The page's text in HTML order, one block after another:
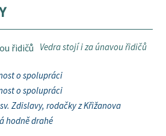
Vedra stojí i za únavou řidičů
o spolupráci
o spolupráci
Zdislavy, rodačky z Křižanova
hodně drahé